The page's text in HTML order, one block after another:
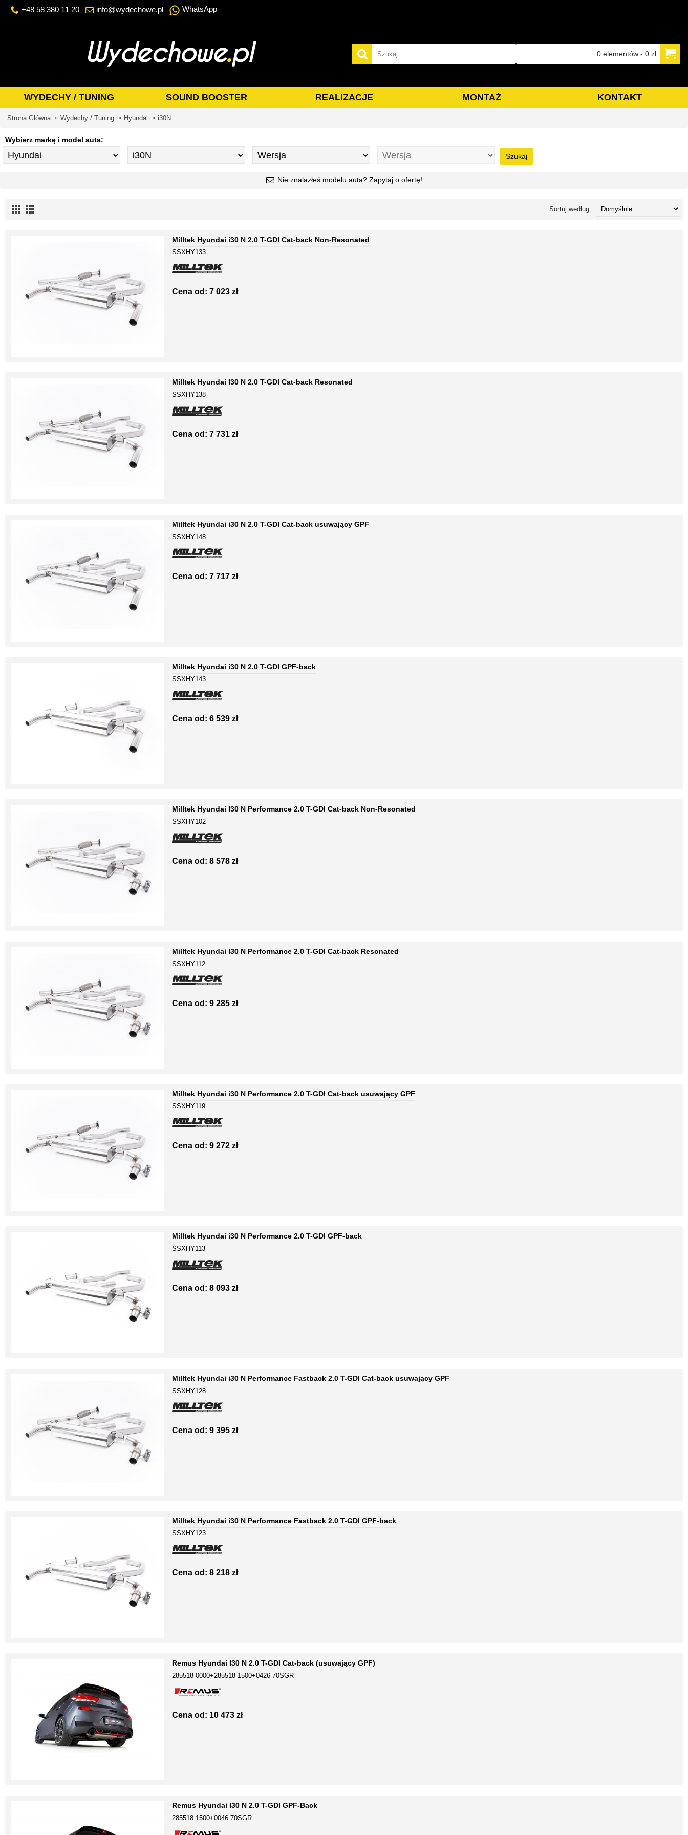
+48 58 380 11 20 info@wydechowe.pl WhatsApp
0 elementów - 0 zł
WYDECHY / TUNING SOUND BOOSTER REALIZACJE MONTAŻ KONTAKT
Strona Główna Wydechy / Tuning Hyundai i30N
Wybierz markę i model auta:
Szukaj
Nie znalazłeś modelu auta? Zapytaj o ofertę!
Sortuj według:
Milltek Hyundai i30 N 2.0 T-GDI Cat-back Non-Resonated
SSXHY133
Cena od: 7 023 zł
Milltek Hyundai I30 N 2.0 T-GDI Cat-back Resonated
SSXHY138
Cena od: 7 731 zł
Milltek Hyundai i30 N 2.0 T-GDI Cat-back usuwający GPF
SSXHY148
Cena od: 7 717 zł
Milltek Hyundai i30 N 2.0 T-GDI GPF-back
SSXHY143
Cena od: 6 539 zł
Milltek Hyundai I30 N Performance 2.0 T-GDI Cat-back Non-Resonated
SSXHY102
Cena od: 8 578 zł
Milltek Hyundai I30 N Performance 2.0 T-GDI Cat-back Resonated
SSXHY112
Cena od: 9 285 zł
Milltek Hyundai i30 N Performance 2.0 T-GDI Cat-back usuwający GPF
SSXHY119
Cena od: 9 272 zł
Milltek Hyundai i30 N Performance 2.0 T-GDI GPF-back
SSXHY113
Cena od: 8 093 zł
Milltek Hyundai i30 N Performance Fastback 2.0 T-GDI Cat-back usuwający GPF
SSXHY128
Cena od: 9 395 zł
Milltek Hyundai i30 N Performance Fastback 2.0 T-GDI GPF-back
SSXHY123
Cena od: 8 218 zł
Remus Hyundai I30 N 2.0 T-GDI Cat-back (usuwający GPF)
285518 0000+285518 1500+0426 70SGR
Cena od: 10 473 zł
Remus Hyundai I30 N 2.0 T-GDI GPF-Back
285518 1500+0046 70SGR